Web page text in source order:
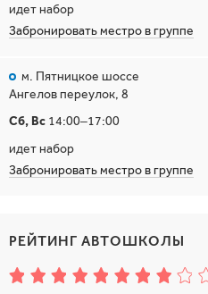
идет набор
Забронировать местро в группе
м. Пятницкое шоссе
Ангелов переулок, 8
Сб, Вс 14:00–17:00
идет набор
Забронировать местро в группе
РЕЙТИНГ АВТОШКОЛЫ